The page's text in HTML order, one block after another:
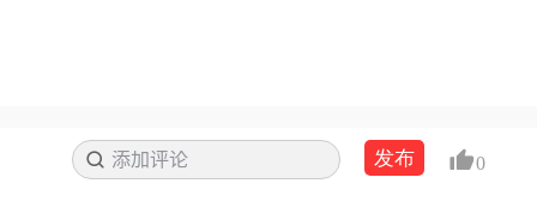
添加评论 搜索发布 0